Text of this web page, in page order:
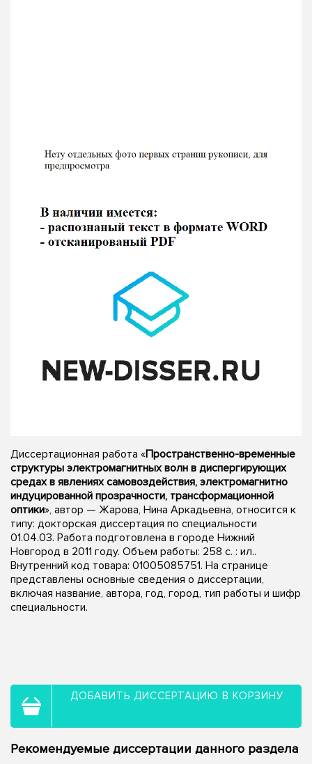
Диссертационная работа «Пространственно-временные
структуры электромагнитных волн в диспергирующих
средах в явлениях самовоздействия, электромагнитно
индуцированной прозрачности, трансформационной
оптики», автор — Жарова, Нина Аркадьевна, относится к
типу: докторская диссертация по специальности
01.04.03. Работа подготовлена в городе Нижний
Новгород в 2011 году. Объем работы: 258 с. : ил..
Внутренний код товара: 01005085751. На странице
представлены основные сведения о диссертации,
включая название, автора, год, город, тип работы и шифр
специальности.
ДОБАВИТЬ ДИССЕРТАЦИЮ В КОРЗИНУ
Рекомендуемые диссертации данного раздела